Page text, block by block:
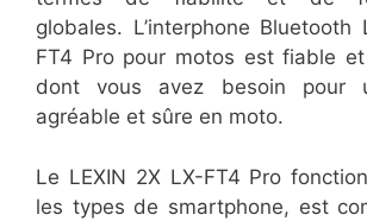
globales. L’interphone Bluetooth
FT4 Pro pour motos est fiable
dont vous avez besoin pour
agréable et sûre en moto.
Le LEXIN 2X LX-FT4 Pro
les types de smartphone, est